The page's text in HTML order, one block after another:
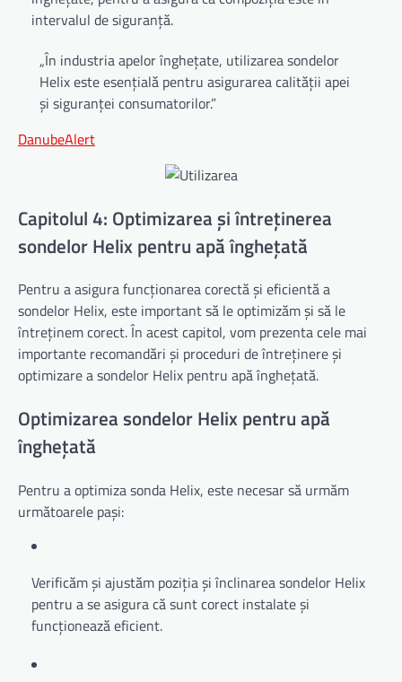
intervalul de siguranță.
„În industria apelor înghețate, utilizarea sondelor
Helix este esențială pentru asigurarea calității apei
și siguranței consumatorilor.”
DanubeAlert
Capitolul 4: Optimizarea și întreținerea
sondelor Helix pentru apă înghețată
Pentru a asigura funcționarea corectă și eficientă a
sondelor Helix, este important să le optimizăm și să le
întreținem corect. În acest capitol, vom prezenta cele mai
importante recomandări și proceduri de întreținere și
optimizare a sondelor Helix pentru apă înghețată.
Optimizarea sondelor Helix pentru apă
înghețată
Pentru a optimiza sonda Helix, este necesar să urmăm
următoarele pași:
Verificăm și ajustăm poziția și înclinarea sondelor Helix
pentru a se asigura că sunt corect instalate și
funcționează eficient.